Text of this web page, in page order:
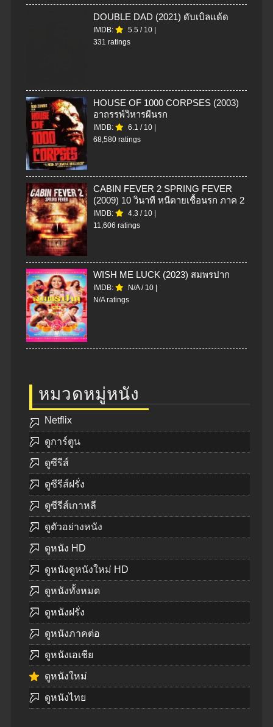
DOUBLE DAD (2021) ดับเบิลแด้ด
IMDB: 5.5 / 10
331 ratings
HOUSE OF 1000 CORPSES (2003)
อาถรรพ์วิหารผีนรก
IMDB: 6.1 / 10
68,580 ratings
CABIN FEVER 2 SPRING FEVER
(2009) 10 วินาที หนีตายเชื้อนรก ภาค 2
IMDB: 4.3 / 10
11,606 ratings
WISH ME LUCK (2023) สมพรปาก
IMDB: N/A/ 10
N/A ratings
หมวดหมู่หนัง
Netflix
ดูการ์ตูน
ดูซีรีส์
ดูซีรีส์ฝรั่ง
ดูซีรีส์เกาหลี
ดูตัวอย่างหนัง
ดูหนัง HD
ดูหนังดูหนังใหม่ HD
ดูหนังทั้งหมด
ดูหนังฝรั่ง
ดูหนังภาคต่อ
ดูหนังเอเชีย
ดูหนังใหม่
ดูหนังไทย